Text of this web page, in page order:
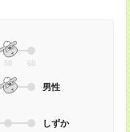
50 60
男性
しずか